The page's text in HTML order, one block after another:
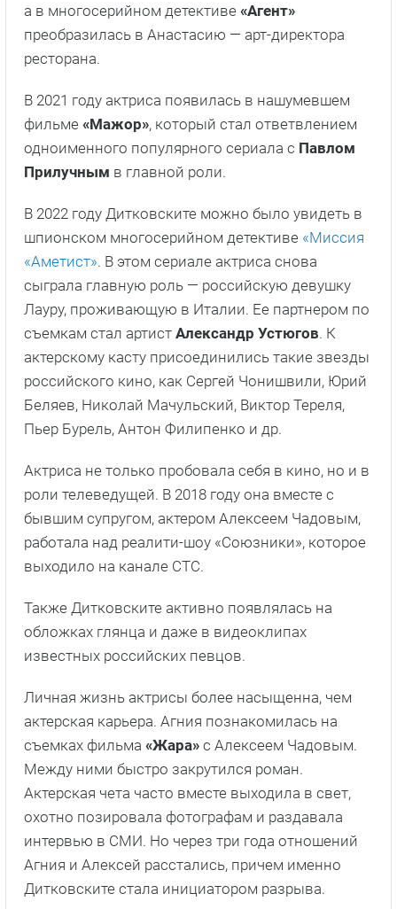
а в многосерийном детективе «Агент»
преобразилась в Анастасию — арт-директора
ресторана.
В 2021 году актриса появилась в нашумевшем
фильме «Мажор», который стал ответвлением
одноименного популярного сериала с Павлом
Прилучным в главной роли.
В 2022 году Дитковските можно было увидеть в
шпионском многосерийном детективе «Миссия
«Аметист». В этом сериале актриса снова
сыграла главную роль — российскую девушку
Лауру, проживающую в Италии. Ее партнером по
съемкам стал артист Александр Устюгов. К
актерскому касту присоединились такие звезды
российского кино, как Сергей Чонишвили, Юрий
Беляев, Николай Мачульский, Виктор Тереля,
Пьер Бурель, Антон Филипенко и др.
Актриса не только пробовала себя в кино, но и в
роли телеведущей. В 2018 году она вместе с
бывшим супругом, актером Алексеем Чадовым,
работала над реалити-шоу «Союзники», которое
выходило на канале СТС.
Также Дитковските активно появлялась на
обложках глянца и даже в видеоклипах
известных российских певцов.
Личная жизнь актрисы более насыщенна, чем
актерская карьера. Агния познакомилась на
съемках фильма «Жара» с Алексеем Чадовым.
Между ними быстро закрутился роман.
Актерская чета часто вместе выходила в свет,
охотно позировала фотографам и раздавала
интервью в СМИ. Но через три года отношений
Агния и Алексей расстались, причем именно
Дитковските стала инициатором разрыва.